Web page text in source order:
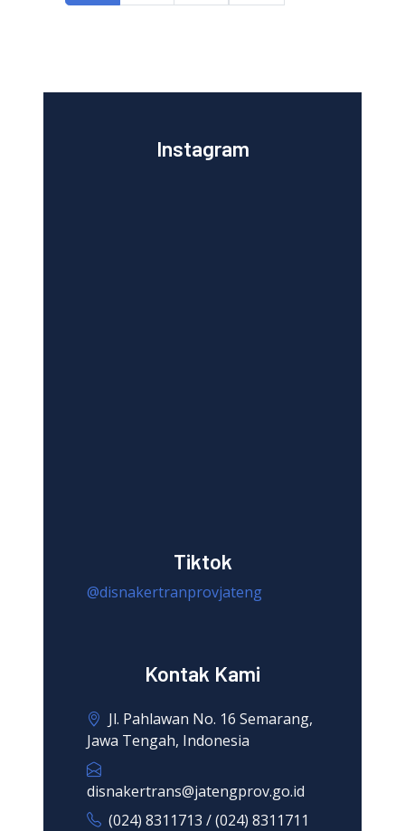
Instagram
Tiktok
@disnakertranprovjateng
Kontak Kami
Jl. Pahlawan No. 16 Semarang,
Jawa Tengah, Indonesia
disnakertrans@jatengprov.go.id
(024) 8311713 / (024) 8311711